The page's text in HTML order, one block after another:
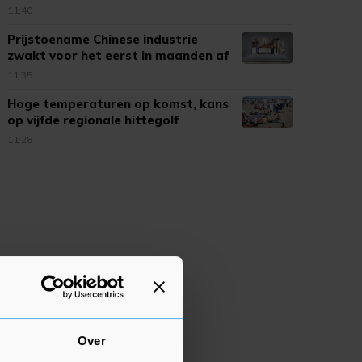
Over
11:40
Prijstoename Chinese industrie
zwakt voor het eerst in maanden af
11:35
Hoge temperaturen op komst, kans
op vijfde regionale hittegolf
11:28